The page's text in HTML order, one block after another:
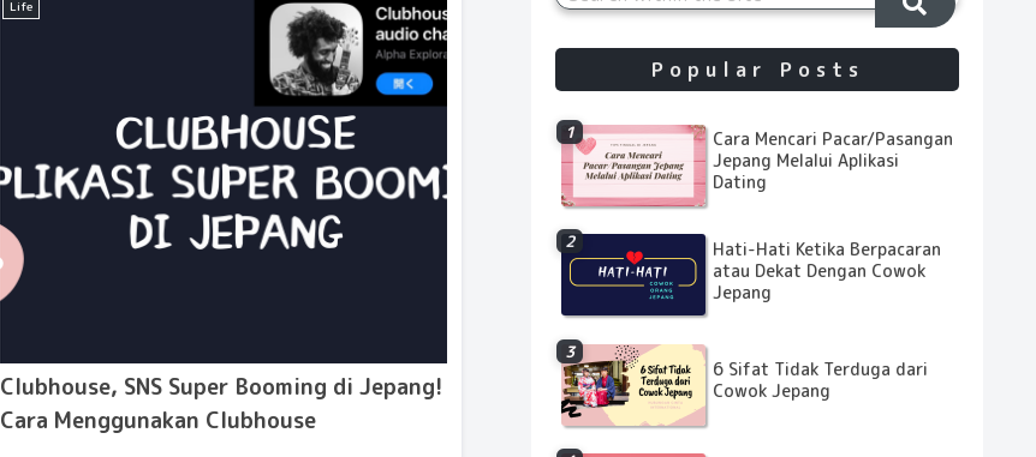
Life
Clubhouse, SNS Super Booming di Jepang!
Cara Menggunakan Clubhouse
Popular Posts
Cara Mencari Pacar/Pasangan
Jepang Melalui Aplikasi
Dating
Hati-Hati Ketika Berpacaran
atau Dekat Dengan Cowok
Jepang
6 Sifat Tidak Terduga dari
Cowok Jepang